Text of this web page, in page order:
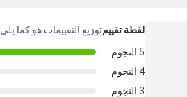
لقطة تقييمتوزيع التقييمات هو كما يلي
5 النجوم
4 النجوم
3 النجوم